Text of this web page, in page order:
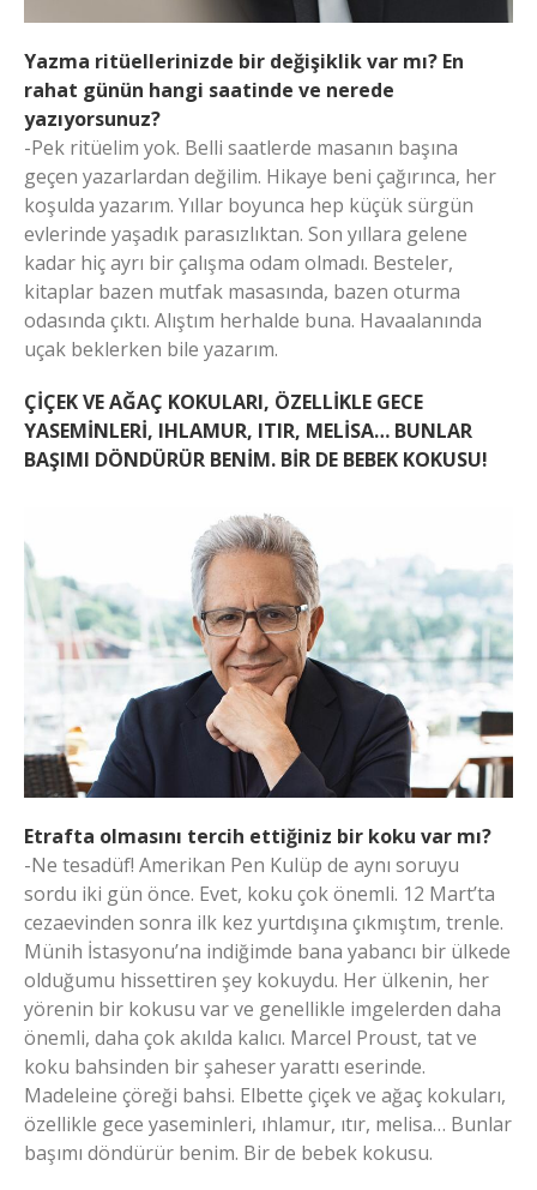
Yazma ritüellerinizde bir değişiklik var mı? En
rahat günün hangi saatinde ve nerede
yazıyorsunuz?
-Pek ritüelim yok. Belli saatlerde masanın başına
geçen yazarlardan değilim. Hikaye beni çağırınca, her
koşulda yazarım. Yıllar boyunca hep küçük sürgün
evlerinde yaşadık parasızlıktan. Son yıllara gelene
kadar hiç ayrı bir çalışma odam olmadı. Besteler,
kitaplar bazen mutfak masasında, bazen oturma
odasında çıktı. Alıştım herhalde buna. Havaalanında
uçak beklerken bile yazarım.
ÇİÇEK VE AĞAÇ KOKULARI, ÖZELLİKLE GECE
YASEMİNLERİ, IHLAMUR, ITIR, MELİSA… BUNLAR
BAŞIMI DÖNDÜRÜR BENİM. BİR DE BEBEK KOKUSU!
Etrafta olmasını tercih ettiğiniz bir koku var mı?
-Ne tesadüf! Amerikan Pen Kulüp de aynı soruyu
sordu iki gün önce. Evet, koku çok önemli. 12 Mart’ta
cezaevinden sonra ilk kez yurtdışına çıkmıştım, trenle.
Münih İstasyonu’na indiğimde bana yabancı bir ülkede
olduğumu hissettiren şey kokuydu. Her ülkenin, her
yörenin bir kokusu var ve genellikle imgelerden daha
önemli, daha çok akılda kalıcı. Marcel Proust, tat ve
koku bahsinden bir şaheser yarattı eserinde.
Madeleine çöreği bahsi. Elbette çiçek ve ağaç kokuları,
özellikle gece yaseminleri, ıhlamur, ıtır, melisa… Bunlar
başımı döndürür benim. Bir de bebek kokusu.